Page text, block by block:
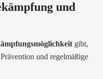
und
gibt,
und regelmäßige